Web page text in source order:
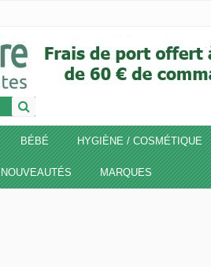
BÉBÉ HYGIÈNE / COSMÉTIQUE
NOUVEAUTÉS MARQUES